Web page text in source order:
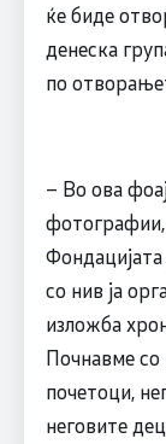
ќе биде
денеска
по
– Во ова
фотографии,
со нив ја
изложба
Почнавме со
почетоци,
неговите